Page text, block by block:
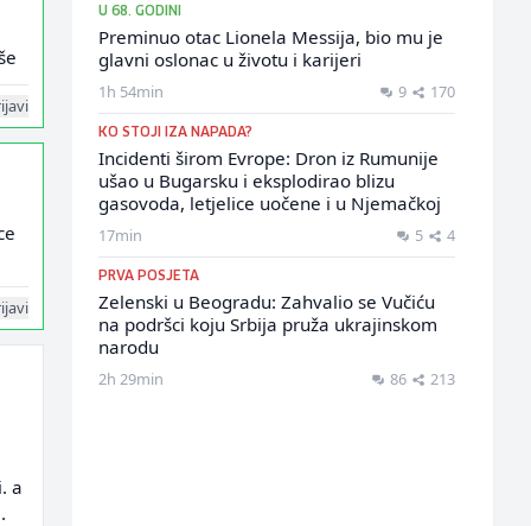
a
U 68. GODINI
Preminuo otac Lionela Messija, bio mu je
glavni oslonac u životu i karijeri
1h 54min 9 170
KO STOJI IZA NAPADA?
Incidenti širom Evrope: Dron iz Rumunije
ušao u Bugarsku i eksplodirao blizu
gasovoda, letjelice uočene i u Njemačkoj
17min 5 4
PRVA POSJETA
Zelenski u Beogradu: Zahvalio se Vučiću
na podršci koju Srbija pruža ukrajinskom
narodu
2h 29min 86 213